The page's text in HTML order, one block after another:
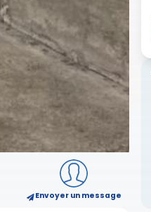
Envoyer un message